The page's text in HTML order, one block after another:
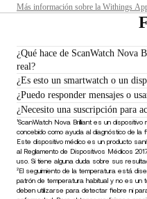
Más información sobre la Withings
¿Qué hace de ScanWatch
real?
¿Es esto un smartwatch o un
¿Puedo responder mensajes o
¿Necesito una suscripción para
¹ScanWatch Nova Brilliant es un
concebido como ayuda al diagnóstico de la
Este dispositivo médico es un producto
al Reglamento de Dispositivos Médicos
uso. Si tiene alguna duda sobre sus
²El seguimiento de la temperatura está
patrón de temperatura habitual y no es un
deben utilizarse para detectar fiebre ni